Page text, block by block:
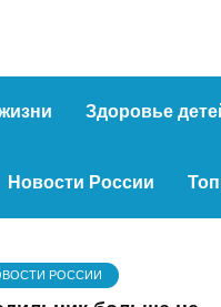
Здоровье
Новости России
РОССИИ